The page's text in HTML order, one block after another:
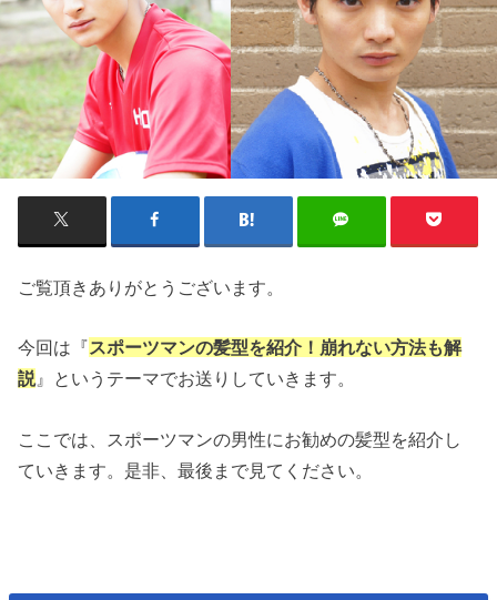
ご覧頂きありがとうございます。
今回は『スポーツマンの髪型を紹介！崩れない方法も解
説』というテーマでお送りしていきます。
ここでは、スポーツマンの男性にお勧めの髪型を紹介し
ていきます。是非、最後まで見てください。